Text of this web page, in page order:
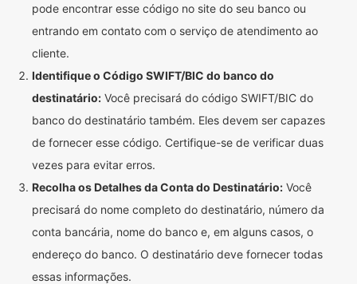
pode encontrar esse código no site do seu banco ou
entrando em contato com o serviço de atendimento ao
cliente.
Identifique o Código SWIFT/BIC do banco do
destinatário: Você precisará do código SWIFT/BIC do
banco do destinatário também. Eles devem ser capazes
de fornecer esse código. Certifique-se de verificar duas
vezes para evitar erros.
Recolha os Detalhes da Conta do Destinatário: Você
precisará do nome completo do destinatário, número da
conta bancária, nome do banco e, em alguns casos, o
endereço do banco. O destinatário deve fornecer todas
essas informações.